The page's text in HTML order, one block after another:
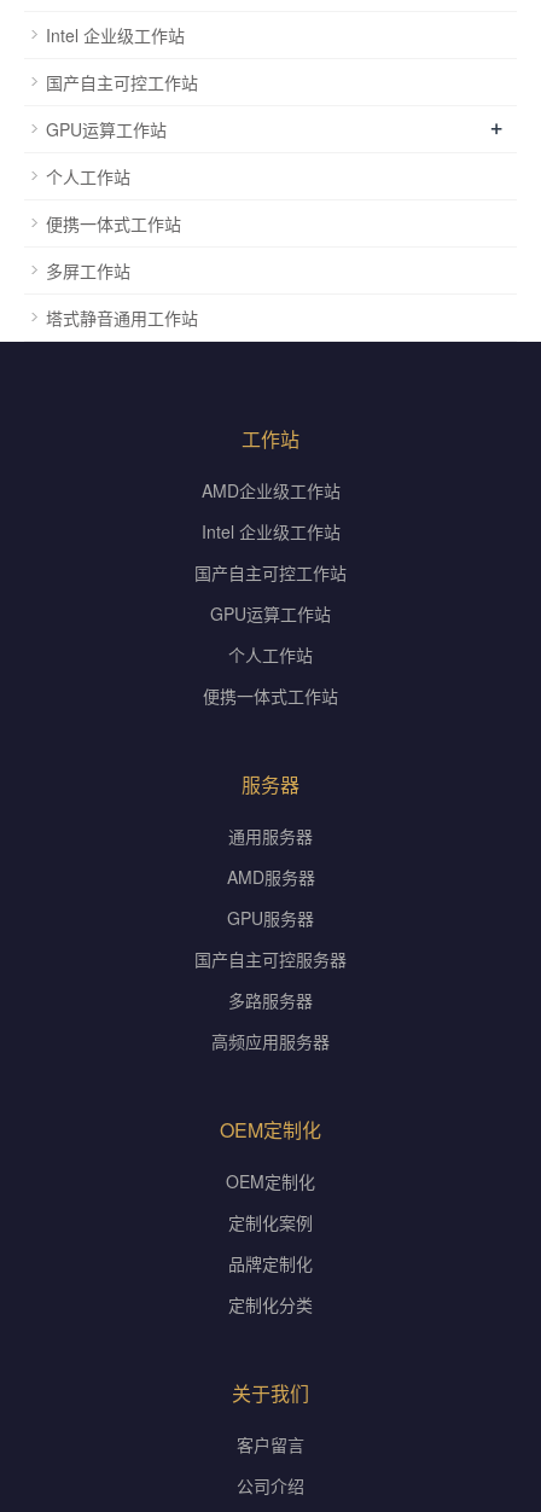
Intel 企业级工作站
国产自主可控工作站
GPU运算工作站
+
个人工作站
便携一体式工作站
多屏工作站
塔式静音通用工作站
工作站
AMD企业级工作站
Intel 企业级工作站
国产自主可控工作站
GPU运算工作站
个人工作站
便携一体式工作站
服务器
通用服务器
AMD服务器
GPU服务器
国产自主可控服务器
多路服务器
高频应用服务器
OEM定制化
OEM定制化
定制化案例
品牌定制化
定制化分类
关于我们
客户留言
公司介绍